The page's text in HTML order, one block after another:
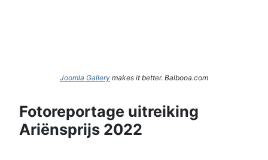
Joomla Gallery makes it better. Balbooa.com
Fotoreportage uitreiking
Ariënsprijs 2022